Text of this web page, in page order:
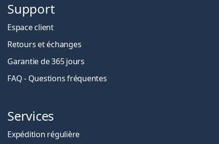
Support
Espace client
Retours et échanges
Garantie de 365 jours
FAQ - Questions fréquentes
Services
Expédition régulière